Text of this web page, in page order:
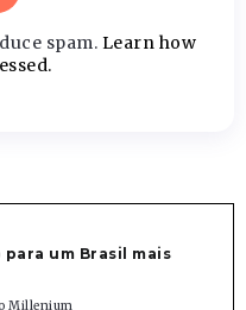
spam. Learn how
para um Brasil mais
Millenium